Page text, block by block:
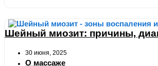
Шейный миозит: причины,
30 июня, 2025
О массаже